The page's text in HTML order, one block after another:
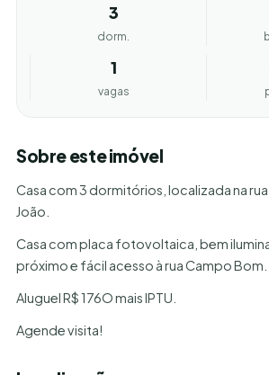
3
dorm.
1
vagas
Sobre este imóvel
Casa com 3 dormitórios, localizada na
João.
Casa com placa fotovoltaica, bem
próximo e fácil acesso à rua Campo Bom.
Aluguel R$ 176O mais IPTU.
Agende visita!